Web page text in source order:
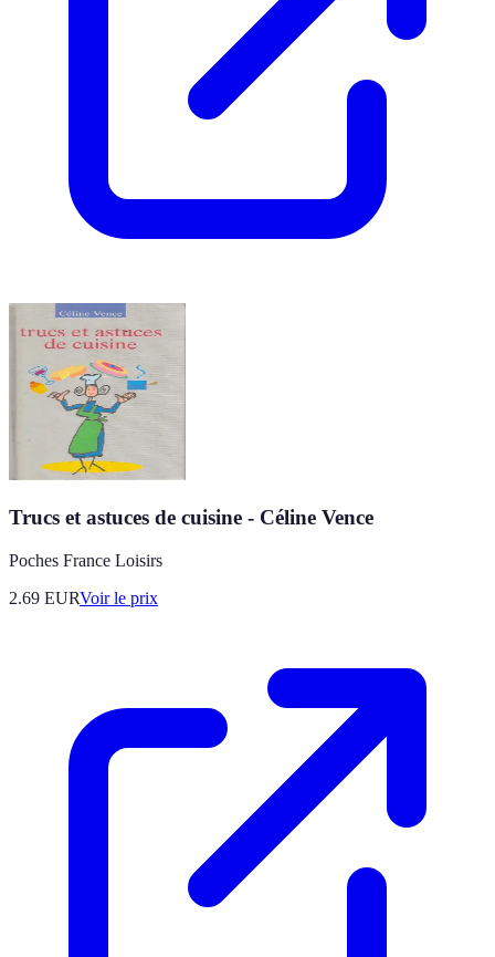
Trucs et astuces de cuisine - Céline Vence
Poches France Loisirs
2.69 EURVoir le prix